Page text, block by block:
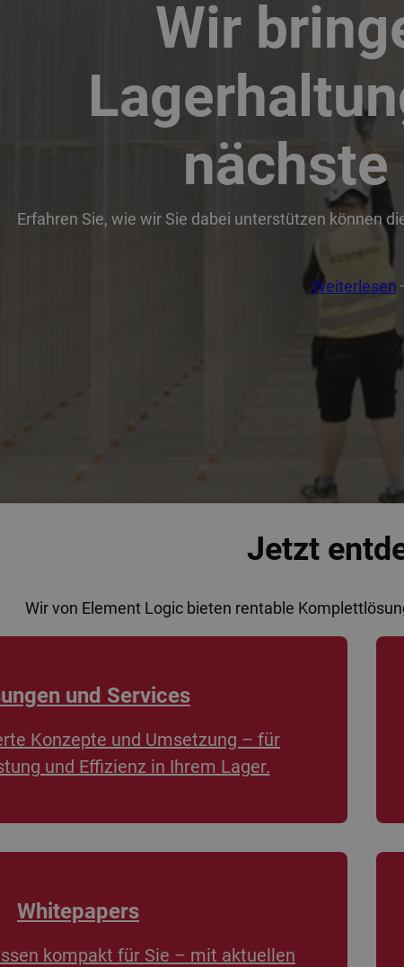
Wir
nächste
Erfahren Sie, wie wir Sie dabei unterstützen können
Weiterlesen
Jetzt
Wir von Element Logic bieten rentable
und Services
Konzepte und Umsetzung – für
und Effizienz in Ihrem Lager.
Whitepapers
kompakt für Sie – mit aktuellen